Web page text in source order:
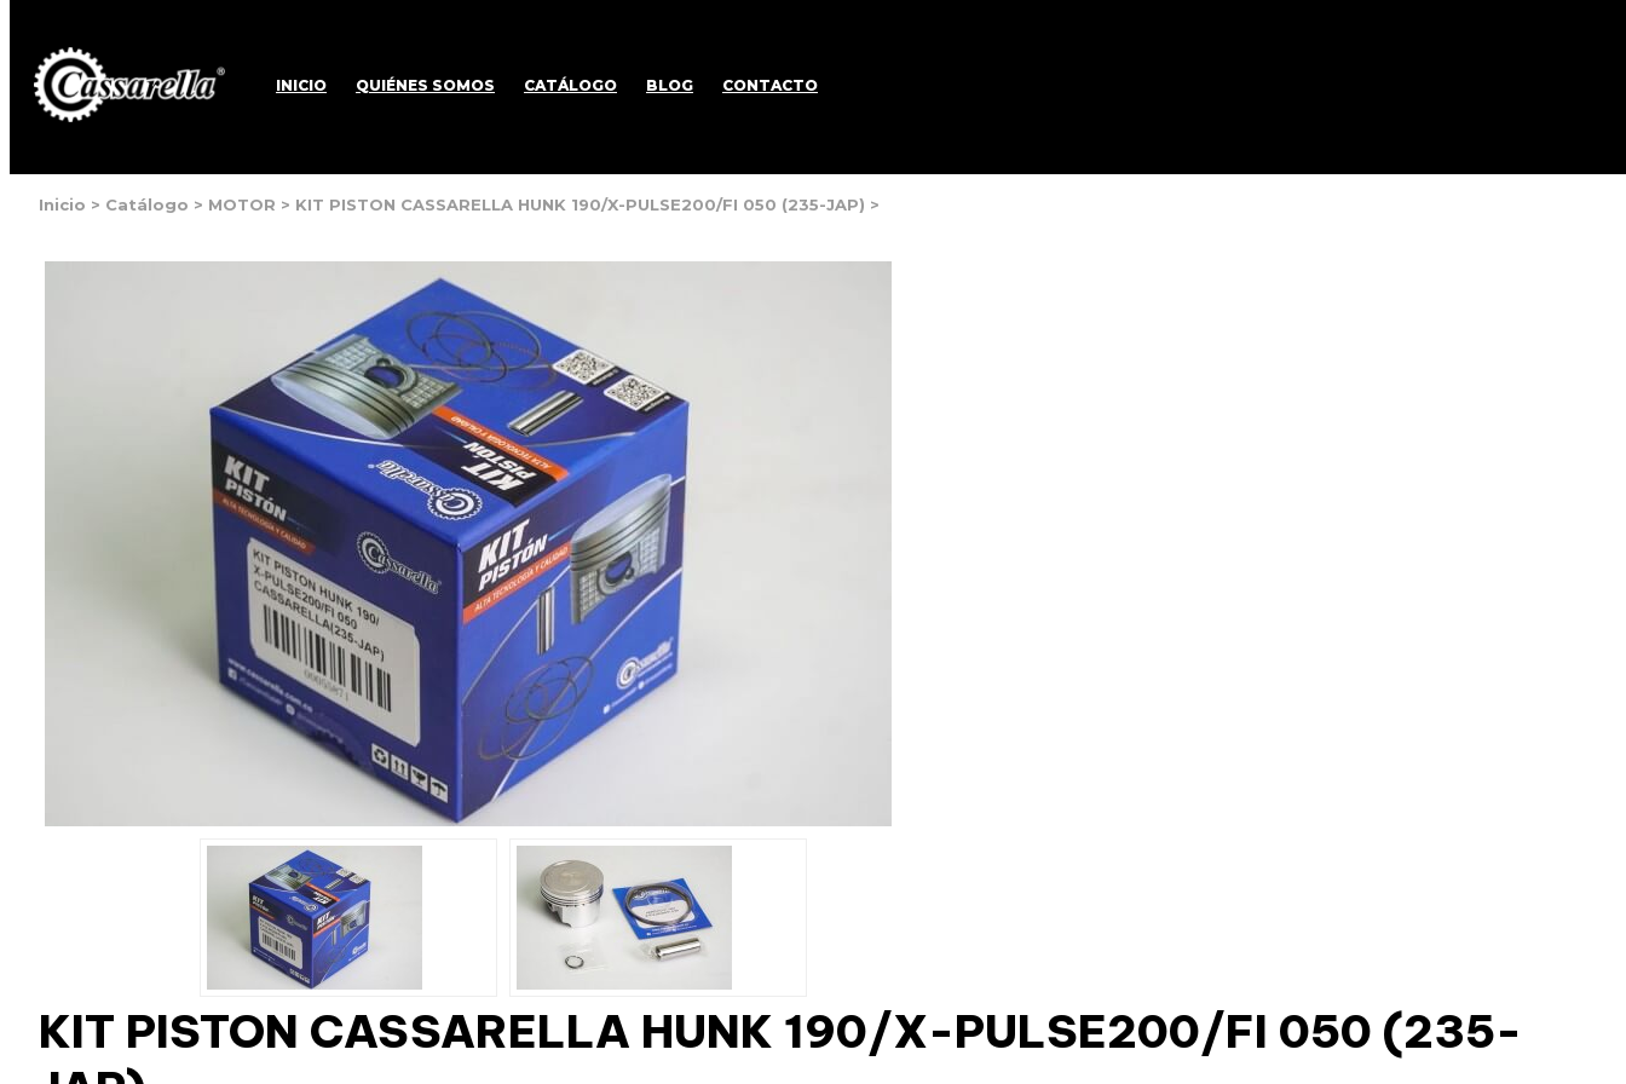
INICIO QUIÉNES SOMOS CATÁLOGO BLOG CONTACTO
Inicio > Catálogo > MOTOR > KIT PISTON CASSARELLA HUNK 190/X-PULSE200/FI 050 (235-JAP) >
KIT PISTON CASSARELLA HUNK 190/X-PULSE200/FI 050 (235-